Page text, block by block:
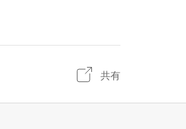
共有